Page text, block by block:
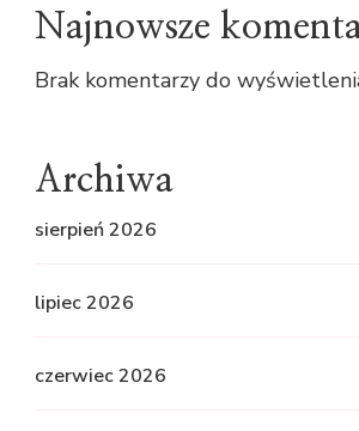
Najnowsze
Brak komentarzy do
Archiwa
sierpień 2026
lipiec 2026
czerwiec 2026